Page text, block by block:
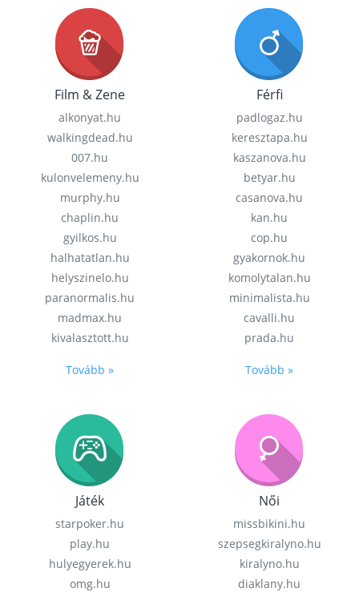
Film & Zene
alkonyat.hu
walkingdead.hu
007.hu
kulonvelemeny.hu
murphy.hu
chaplin.hu
gyilkos.hu
halhatatlan.hu
helyszinelo.hu
paranormalis.hu
madmax.hu
kivalasztott.hu
Tovább »
Férfi
padlogaz.hu
keresztapa.hu
kaszanova.hu
betyar.hu
casanova.hu
kan.hu
cop.hu
gyakornok.hu
komolytalan.hu
minimalista.hu
cavalli.hu
prada.hu
Tovább »
Játék
starpoker.hu
play.hu
hulyegyerek.hu
omg.hu
Női
missbikini.hu
szepsegkiralyno.hu
kiralyno.hu
diaklany.hu